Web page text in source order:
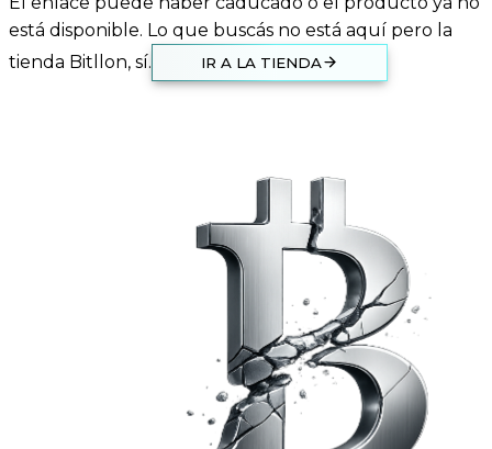
está disponible. Lo que buscás no está aquí pero la
tienda Bitllon, sí.
IR A LA TIENDA